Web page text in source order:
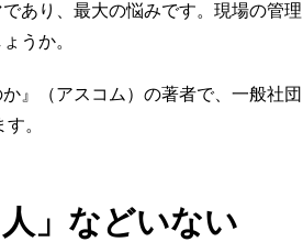
あり、最大の悩みです。現場の管理
うか。
』（アスコム）の著者で、一般社団
。
」などいない